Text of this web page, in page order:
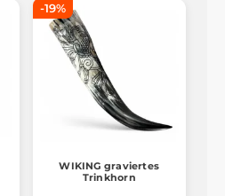
-19%
WIKING graviertes
Trinkhorn